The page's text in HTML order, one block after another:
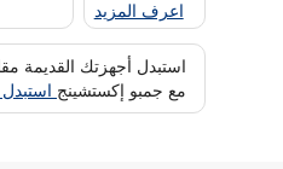
اعرف المزيد
استبدل أجهزتك القديمة
مع جمبو إكستشينج استبدل